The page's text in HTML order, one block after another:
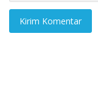
Kirim Komentar